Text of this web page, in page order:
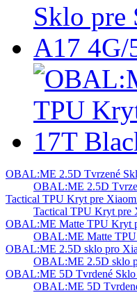
OBAL:ME 2.5D Tvrzené
OBAL:ME 2.5D
Tactical TPU Kryt pre
Tactical TPU Kryt pre
OBAL:ME Matte TPU Kryt
OBAL:ME Matte
OBAL:ME 2.5D sklo pro
OBAL:ME 2.5D sklo
OBAL:ME 5D Tvrdené Sklo
OBAL:ME 5D